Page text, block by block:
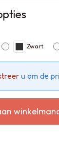
Zwart
u om de